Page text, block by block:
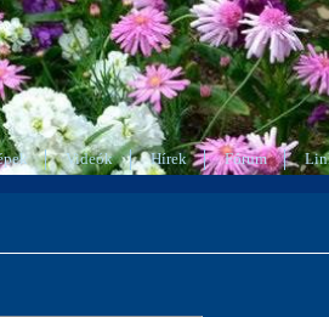
Videók Hírek Fórum